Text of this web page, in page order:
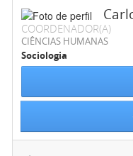
COORDENADOR(A)
CIÊNCIAS HUMANAS
Sociologia